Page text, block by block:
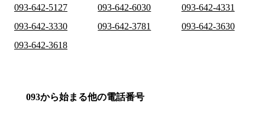
093-642-5127
093-642-6030
093-642-4331
093-642-3330
093-642-3781
093-642-3630
093-642-3618
093から始まる他の電話番号